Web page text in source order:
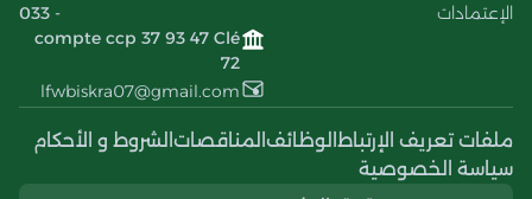
الإعتمادات
033 -
compte ccp 37 93 47 Clé
72
lfwbiskra07@gmail.com
ملفات تعريف الإرتباط الوظائف المناقصات الشروط و الأحكام
سياسة الخصوصية